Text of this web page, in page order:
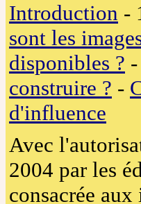
Introduction -
sont les
disponibles ?
construire ? -
d'influence
Avec
2004 par les
consacrée